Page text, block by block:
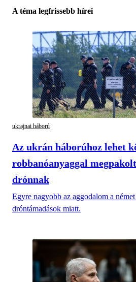
A téma legfrissebb hírei
ukrajnai háború
Az ukrán háborúhoz lehet
robbanóanyaggal
drónnak
Egyre nagyobb az aggodalom a
dróntámadások miatt.